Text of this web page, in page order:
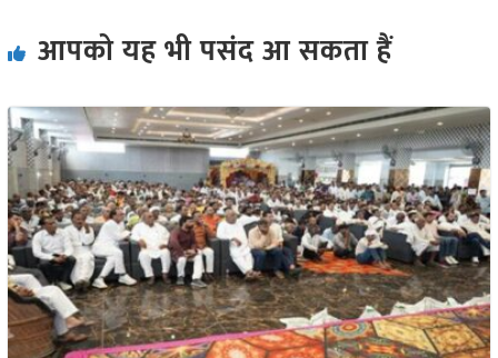
आपको यह भी पसंद आ सकता हैं